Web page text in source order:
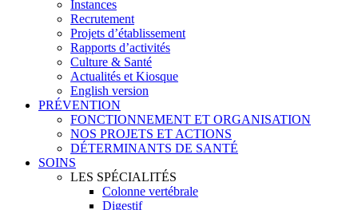
Instances
Recrutement
Projets d’établissement
Rapports d’activités
Culture & Santé
Actualités et Kiosque
English version
PRÉVENTION
FONCTIONNEMENT ET ORGANISATION
NOS PROJETS ET ACTIONS
DÉTERMINANTS DE SANTÉ
SOINS
LES SPÉCIALITÉS
Colonne vertébrale
Digestif